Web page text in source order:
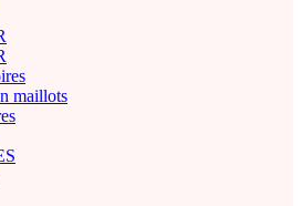
maillots